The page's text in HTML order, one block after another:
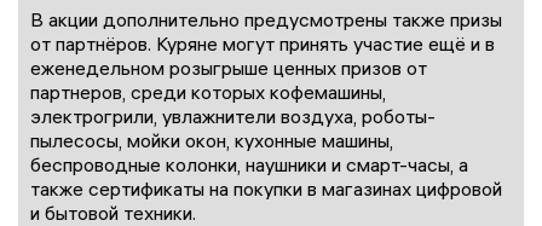
В акции дополнительно предусмотрены также призы
от партнёров. Куряне могут принять участие ещё и в
еженедельном розыгрыше ценных призов от
партнеров, среди которых кофемашины,
электрогрили, увлажнители воздуха, роботы-
пылесосы, мойки окон, кухонные машины,
беспроводные колонки, наушники и смарт-часы, а
также сертификаты на покупки в магазинах цифровой
и бытовой техники.